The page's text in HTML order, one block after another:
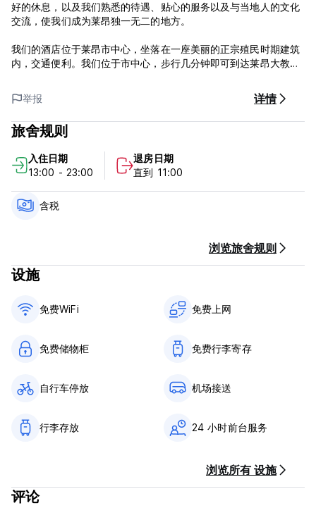
好的休息，以及我们熟悉的待遇、贴心的服务以及与当地人的文化
交流，使我们成为莱昂独一无二的地方。
我们的酒店位于莱昂市中心，坐落在一座美丽的正宗殖民时期建筑
内，交通便利。我们位于市中心，步行几分钟即可到达莱昂大教
在我们舒适的酒吧内，您可以找到 Volcano Day 办公室
（Tripadvisor 排名第一的户外活动旅行社），因此即使您深夜到
达，也可以轻松询问信息或预订短途旅行。
我们的 6 间私人房间和 2 间宿舍都位于一个绿色、宽敞、安静的
庭院周围。公共区域包括吊床、摇椅和多个休息区。我们舒适而受
欢迎的酒吧提供各种音乐和饮品。我们的餐厅以其多样化的美味国
内和国际菜肴而闻名。每周 7 天供应早餐、午餐和晚餐。希望很快
取消政策：抵达前 24 小时。
入住时间为 08:00。
11:00前退房。
抵达时通过现金、信用卡、借记卡付款。
该酒店可能会对您的信用卡进行预授权。
含税。
接待处全天 24 小时开放。
举报 详情
旅舍规则
入住日期
13:00 - 23:00
退房日期
直到 11:00
含税
浏览旅舍规则
设施
免费WiFi 免费上网
免费储物柜 免费行李寄存
自行车停放 机场接送
行李存放 24 小时前台服务
浏览所有 设施
评论